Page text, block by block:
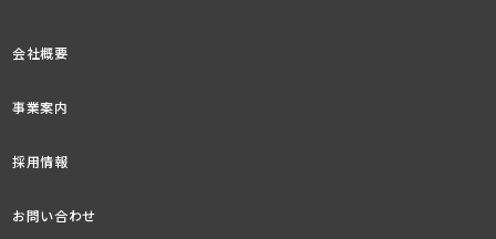
会社概要
事業案内
採用情報
お問い合わせ